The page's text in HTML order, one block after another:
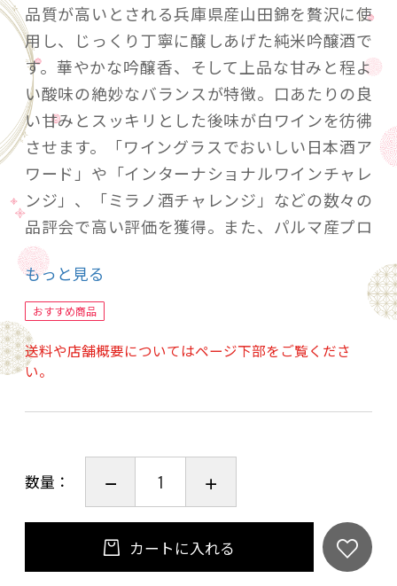
品質が高いとされる兵庫県産山田錦を贅沢に使
用し、じっくり丁寧に醸しあげた純米吟醸酒で
す。華やかな吟醸香、そして上品な甘みと程よ
い酸味の絶妙なバランスが特徴。口あたりの良
い甘みとスッキリとした後味が白ワインを彷彿
させます。「ワイングラスでおいしい日本酒ア
ワード」や「インターナショナルワインチャレ
ンジ」、「ミラノ酒チャレンジ」などの数々の
品評会で高い評価を獲得。また、パルマ産プロ
シュットとのペアリング賞に輝くなど、和食の
みならず洋食との相性も抜群です。ラベルは文
人画家・原一郎先生の美しく心あたたまる詩画
を使用。大切な方への感謝の気持ちを伝える贈
り物にもピッタリです。
【商品情報】
庫）
●アルコール度数：17％ ●精米歩合：50％
【受賞歴】
もっと見る
おすすめ商品
送料や店舗概要についてはページ下部をご覧くださ
い。
数量：
カートに入れる